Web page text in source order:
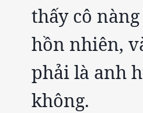
thấy cô
hồn nhiên,
phải là anh
không.